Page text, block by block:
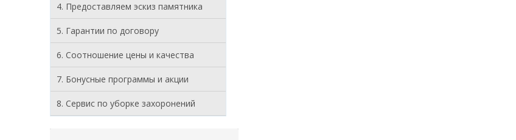
4. Предоставляем эскиз памятника
5. Гарантии по договору
6. Соотношение цены и качества
7. Бонусные программы и акции
8. Cервис по уборке захоронений